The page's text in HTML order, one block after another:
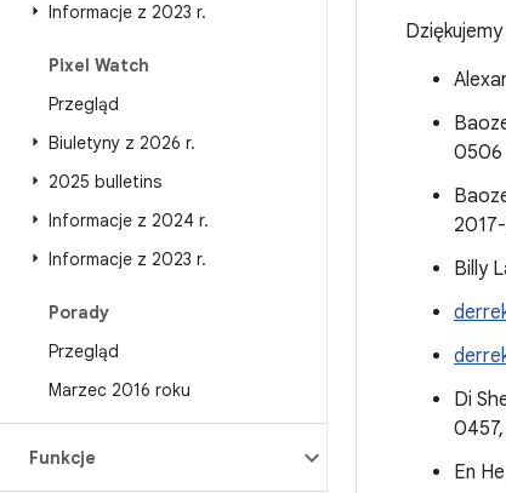
Informacje z 2023 r.
Pixel Watch
Przegląd
Biuletyny z 2026 r.
2025 bulletins
Informacje z 2024 r.
Informacje z 2023 r.
Porady
Przegląd
Marzec 2016 roku
Funkcje
0506
Billy
Di
En